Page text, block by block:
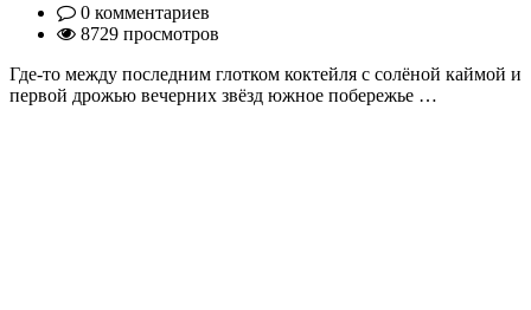
0 комментариев
8729 просмотров
Где-то между последним глотком коктейля с солёной каймой и
первой дрожью вечерних звёзд южное побережье …